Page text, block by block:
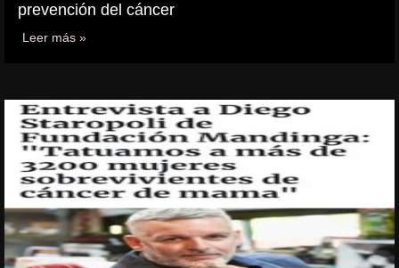
prevención del cáncer
Leer más »